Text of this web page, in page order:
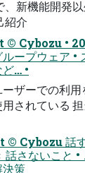
、新機能開発
紹介
Cybozu •
ープウェア •
… •
ザーでの利
されている
Cybozu 話す
話さないこと •
決策